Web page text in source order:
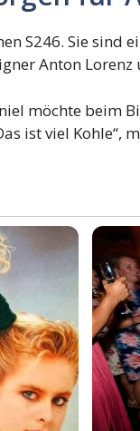
S246. Sie sind
Anton
möchte beim
ist viel Kohle“,